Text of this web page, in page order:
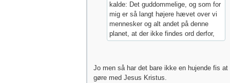
kalde: Det guddommelige, og som for
mig er så langt højere hævet over vi
mennesker og alt andet på denne
planet, at der ikke findes ord derfor,
Jo men så har det bare ikke en hujende fis at
gøre med Jesus Kristus.